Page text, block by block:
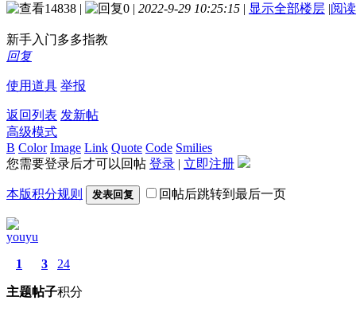
14838 | 0 | 2022-9-29 10:25:15 | 显示全部楼层 |阅
新手入门多多指教
回复
使用道具 举报
返回列表 发新帖
高级模式
B Color Image Link Quote Code Smilies
您需要登录后才可以回帖 登录 | 立即注册
本版积分规则 发表回复 回帖后跳转到最后一页
youyu
1
主题
3
帖子
24
积分